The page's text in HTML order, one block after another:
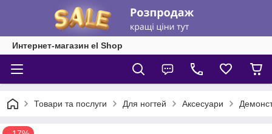
Интернет-магазин el Shop
Товари та послуги Для ногтей Аксесуари